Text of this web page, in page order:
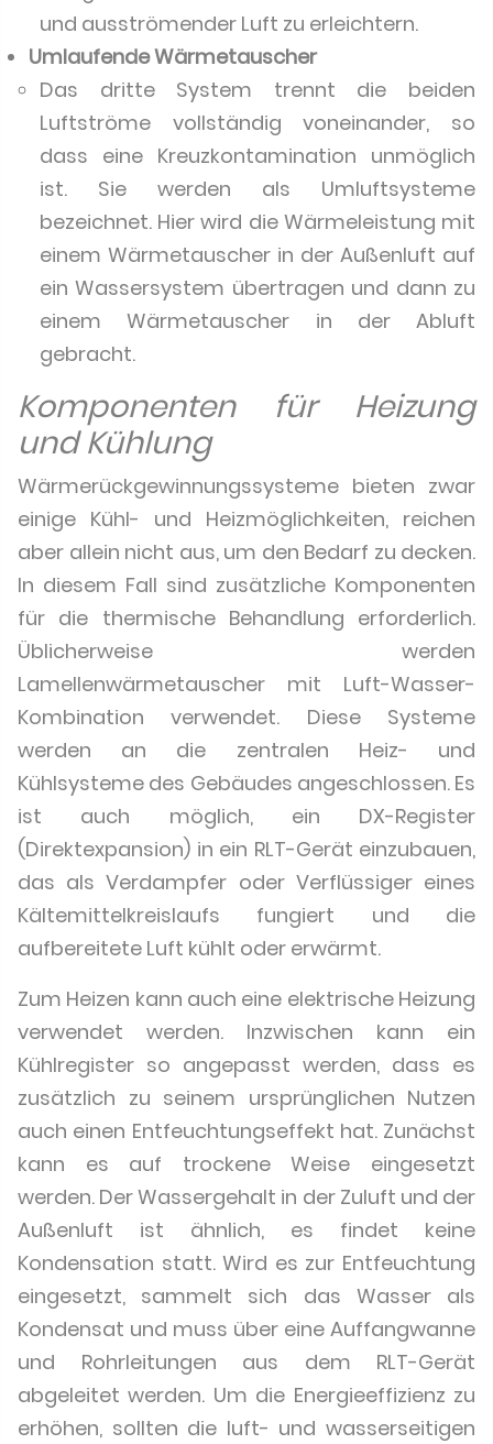
und ausströmender Luft zu erleichtern.
Umlaufende Wärmetauscher
Das dritte System trennt die beiden
Luftströme vollständig voneinander, so
dass eine Kreuzkontamination unmöglich
ist. Sie werden als Umluftsysteme
bezeichnet. Hier wird die Wärmeleistung mit
einem Wärmetauscher in der Außenluft auf
ein Wassersystem übertragen und dann zu
einem Wärmetauscher in der Abluft
gebracht.
Komponenten für Heizung
und Kühlung
Wärmerückgewinnungssysteme bieten zwar
einige Kühl- und Heizmöglichkeiten, reichen
aber allein nicht aus, um den Bedarf zu decken.
In diesem Fall sind zusätzliche Komponenten
für die thermische Behandlung erforderlich.
Üblicherweise werden
Lamellenwärmetauscher mit Luft-Wasser-
Kombination verwendet. Diese Systeme
werden an die zentralen Heiz- und
Kühlsysteme des Gebäudes angeschlossen. Es
ist auch möglich, ein DX-Register
(Direktexpansion) in ein RLT-Gerät einzubauen,
das als Verdampfer oder Verflüssiger eines
Kältemittelkreislaufs fungiert und die
aufbereitete Luft kühlt oder erwärmt.
Zum Heizen kann auch eine elektrische Heizung
verwendet werden. Inzwischen kann ein
Kühlregister so angepasst werden, dass es
zusätzlich zu seinem ursprünglichen Nutzen
auch einen Entfeuchtungseffekt hat. Zunächst
kann es auf trockene Weise eingesetzt
werden. Der Wassergehalt in der Zuluft und der
Außenluft ist ähnlich, es findet keine
Kondensation statt. Wird es zur Entfeuchtung
eingesetzt, sammelt sich das Wasser als
Kondensat und muss über eine Auffangwanne
und Rohrleitungen aus dem RLT-Gerät
abgeleitet werden. Um die Energieeffizienz zu
erhöhen, sollten die luft- und wasserseitigen